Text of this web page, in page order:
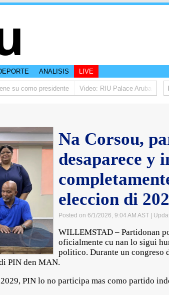
ANALISIS LIVE
su como presidente Video: RIU Palace Aruba ta
Na Corsou,
desaparece y
eleccion di
Posted on 6/1/2026, 9:04 AM AST |
WILLEMSTAD – Partidonan
oficialmente cu nan lo sigui
politico. Durante un congreso
PIN den MAN.
PIN lo no participa mas como partido